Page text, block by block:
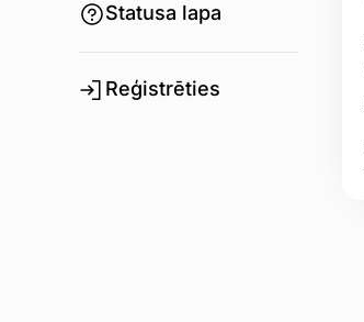
Statusa lapa
Reģistrēties